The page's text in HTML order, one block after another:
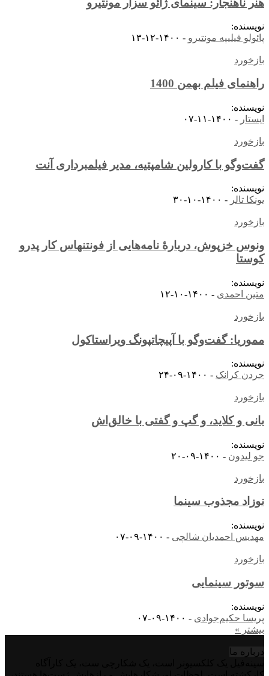
هنر ناهنجار: سینمای ژائو سزار مونتیرو
نویسنده:
پائولو فیلیپه مونتیرو - ۱۴۰۰-۱۲-۱۳
بازخورد
راهنمای فیلم بهمن 1400
نویسنده:
ایستار - ۱۴۰۰-۱۱-۰۷
بازخورد
گفت‌وگو با کارولین شامپتیه، مدیر فیلمبرداری آنت
نویسنده:
یونکا تالر - ۱۴۰۰-۱۰-۳۰
بازخورد
ونوس خزپوش، دربارۀ نامه‌هایی از فونتنهاس کار پدرو
کوستا
نویسنده:
متین احمدی - ۱۴۰۰-۱۰-۱۲
بازخورد
مموریا: گفت‌وگو با آپیچاتپونگ ویراستاکول
نویسنده:
جردن کرانک - ۱۴۰۰-۰۹-۲۴
بازخورد
بانی و کلاید، و گپ و گفتی با خالق‌اش
نویسنده:
جو لیدون - ۱۴۰۰-۰۹-۲۰
بازخورد
نوزاد مجذوب سینما
نویسنده:
مهدیس احمدیان شالچی - ۱۴۰۰-۰۹-۰۷
بازخورد
سوتور سینمایی
نویسنده:
پریسا حکیم‌جوادی - ۱۴۰۰-۰۹-۰۷
بیشتر »
درباره‌ ما